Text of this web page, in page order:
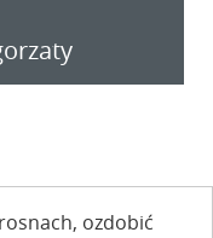
ozdobić